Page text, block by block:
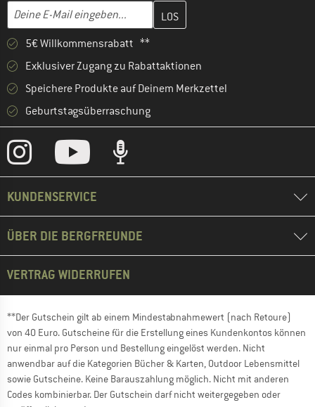
E-Mail-Adresse
Gib hier deine E-Mail-Adresse ein und erstelle im nächsten
5€ Willkommensrabatt **
Exklusiver Zugang zu Rabattaktionen
Speichere Produkte auf Deinem Merkzettel
Geburtstagsüberraschung
KUNDENSERVICE
ÜBER DIE BERGFREUNDE
VERTRAG WIDERRUFEN
**Der Gutschein gilt ab einem Mindestabnahmewert (nach Retoure)
von 40 Euro. Gutscheine für die Erstellung eines Kundenkontos können
nur einmal pro Person und Bestellung eingelöst werden. Nicht
anwendbar auf die Kategorien Bücher & Karten, Outdoor Lebensmittel
sowie Gutscheine. Keine Barauszahlung möglich. Nicht mit anderen
Codes kombinierbar. Der Gutschein darf nicht weitergegeben oder